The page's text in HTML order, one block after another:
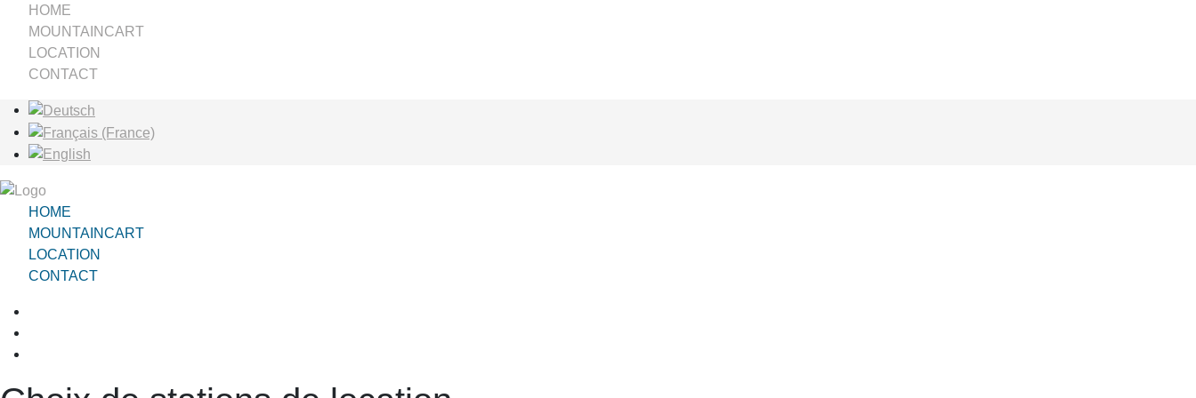
HOME
MOUNTAINCART
LOCATION
CONTACT
Sélectionnez votre langue
HOME
MOUNTAINCART
LOCATION
CONTACT